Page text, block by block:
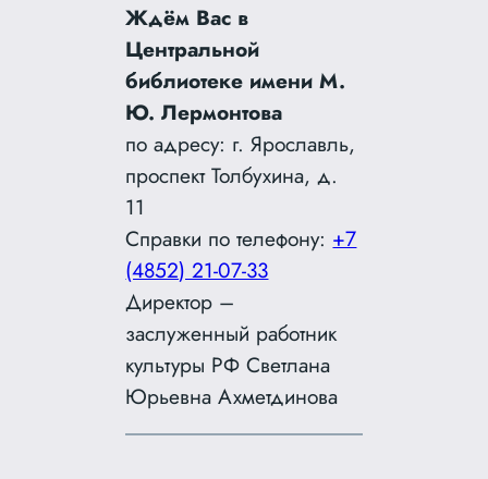
Ждём Вас в
Центральной
библиотеке имени М.
Ю. Лермонтова
по адресу: г. Ярославль,
проспект Толбухина, д.
11
Справки по телефону: +7
(4852) 21-07-33
Директор –
заслуженный работник
культуры РФ Светлана
Юрьевна Ахметдинова